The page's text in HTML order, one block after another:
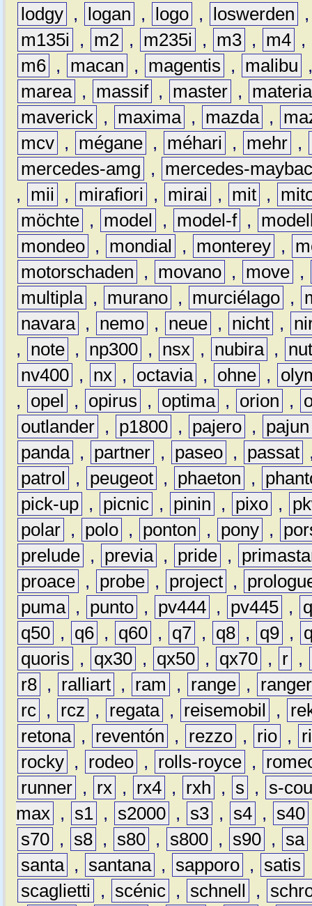
lodgy , logan , logo , loswerden
m135i
, m2 , m235i , m3 , m4 ,
m6 , macan , magentis , malibu
marea , massif , master ,
materia
maverick , maxima , mazda ,
mcv , mégane , méhari , mehr ,
mercedes-amg
,
mercedes-
,
mii , mirafiori , mirai , mit ,
möchte , model , model-f ,
mondeo , mondial , monterey ,
motorschaden
, movano , move ,
multipla , murano , murciélago ,
navara , nemo , neue , nicht ,
,
note , np300 , nsx , nubira ,
nv400 , nx , octavia , ohne ,
,
opel , opirus , optima , orion ,
outlander , p1800 , pajero ,
pajun
panda , partner , paseo , passat
patrol
, peugeot , phaeton ,
pick-up , picnic , pinin , pixo ,
polar , polo , ponton , pony ,
prelude , previa , pride ,
proace , probe , project ,
puma , punto , pv444 , pv445 ,
q50 , q6 , q60 , q7 , q8 , q9 ,
quoris
, qx30 , qx50 , qx70 , r ,
r8 , ralliart , ram , range ,
ranger
rc , rcz , regata , reisemobil ,
retona , reventón , rezzo , rio ,
rocky , rodeo , rolls-royce ,
runner , rx , rx4 , rxh , s ,
s-
max , s1 , s2000 , s3 , s4 , s40
s70 , s8 , s80 , s800 , s90 , sa
santa , santana , sapporo , satis
scaglietti
, scénic , schnell ,